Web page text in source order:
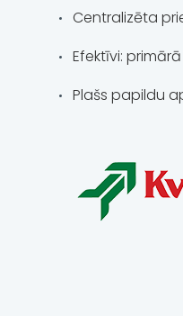
Centralizēta
Efektīvi:
Plašs papildu